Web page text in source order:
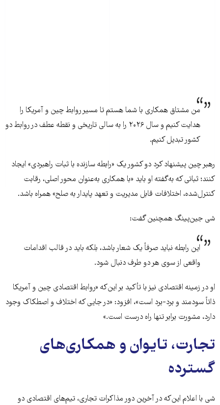
من مشتاق همکاری با شما هستم تا مسیر روابط چین و آمریکا را
هدایت کنیم و سال ۲۰۲۶ را به سالی تاریخی و نقطه عطف در روابط دو
کشور تبدیل کنیم.
رهبر چین پیشنهاد کرد دو کشور یک «رابطه سازنده با ثبات راهبردی» ایجاد
کنند؛ ثباتی که به‌گفته او باید «با همکاری به‌عنوان محور اصلی، رقابت
کنترل‌شده، اختلافات قابل مدیریت و تعهد پایدار به صلح» همراه باشد.
شی جین‌پینگ همچنین گفت:
این رابطه نباید صرفاً یک شعار باشد، بلکه باید در قالب اقدامات
واقعی از سوی هر دو طرف دنبال شود.
او در زمینه اقتصادی نیز با تأکید بر این‌که «روابط اقتصادی چین و آمریکا
ذاتاً سودمند و برد-برد است»، افزود: «در جایی که اختلاف و اصطکاک وجود
دارد، مشورت برابر تنها راه درست است.»
تجارت، تایوان و همکاری‌های
گسترده
شی با اعلام این‌که در آخرین دور مذاکرات تجاری، تیم‌های اقتصادی دو